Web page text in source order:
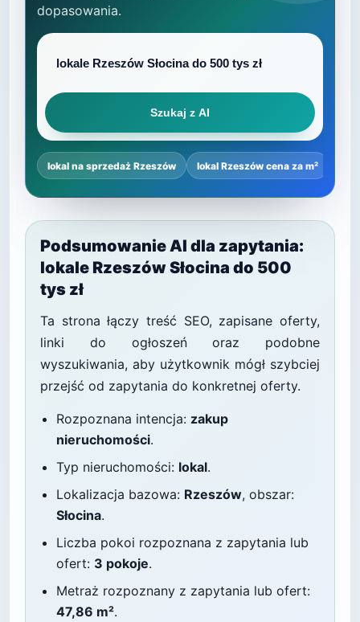
dopasowania.
Szukaj z AI
lokal na sprzedaż Rzeszów lokal Rzeszów cena za m²
Podsumowanie AI dla zapytania:
lokale Rzeszów Słocina do 500
tys zł
Ta strona łączy treść SEO, zapisane oferty,
linki do ogłoszeń oraz podobne
wyszukiwania, aby użytkownik mógł szybciej
przejść od zapytania do konkretnej oferty.
Rozpoznana intencja: zakup
nieruchomości.
Typ nieruchomości: lokal.
Lokalizacja bazowa: Rzeszów, obszar:
Słocina.
Liczba pokoi rozpoznana z zapytania lub
ofert: 3 pokoje.
Metraż rozpoznany z zapytania lub ofert:
47,86 m².